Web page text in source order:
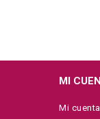
MI
Mi cuenta